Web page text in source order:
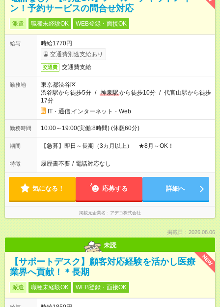
ン！予約サービスの問合せ対応
派遣 職種未経験OK WEB登録・面接OK
給与
時給1770円
交通費別途支給あり
交通費 交通費支給
勤務地
東京都渋谷区
渋谷駅から徒歩5分 / 神泉駅から徒歩10分 / 代官山駅から徒歩
17分
IT・通信;インターネット・Web
勤務時間 10:00～19:00(実働:8時間) (休憩60分)
期間 【急募】即日～長期（3カ月以上） ★8月～OK！
特徴 履歴書不要 / 電話対応なし
気になる！ 応募する 詳細へ
掲載元企業名 アデコ株式会社
掲載日：2026.08.06
未読
NEW
【サポートデスク】顧客対応経験を活かし医療
業界へ貢献！＊長期
派遣 職種未経験OK WEB登録・面接OK